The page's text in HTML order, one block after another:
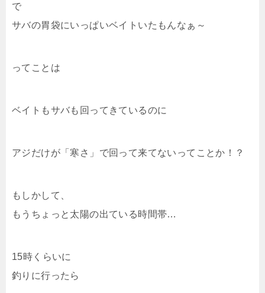
で
サバの胃袋にいっぱいベイトいたもんなぁ～
ってことは
ベイトもサバも回ってきているのに
アジだけが「寒さ」で回って来てないってことか！？
もしかして、
もうちょっと太陽の出ている時間帯…
15時くらいに
釣りに行ったら